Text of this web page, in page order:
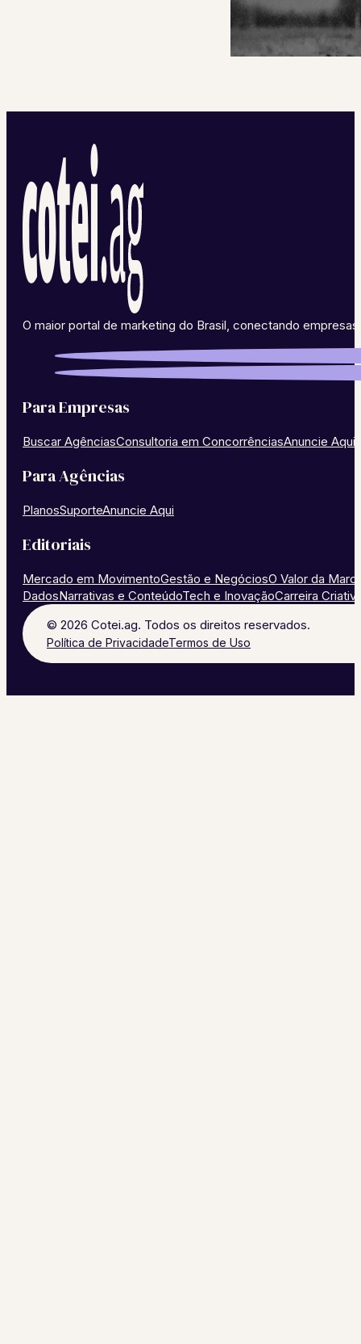
O maior portal de marketing do Brasil, conectando
Para Empresas
Buscar AgênciasConsultoria em ConcorrênciasAnuncie Aqui
Para Agências
PlanosSuporteAnuncie Aqui
Editoriais
Mercado em MovimentoGestão e NegóciosO Valor da
DadosNarrativas e ConteúdoTech e InovaçãoCarreira
© 2026 Cotei.ag. Todos os direitos reservados.
Política de PrivacidadeTermos de Uso